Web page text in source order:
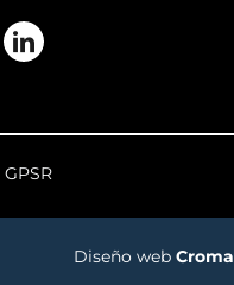
GPSR
Diseño webCroma